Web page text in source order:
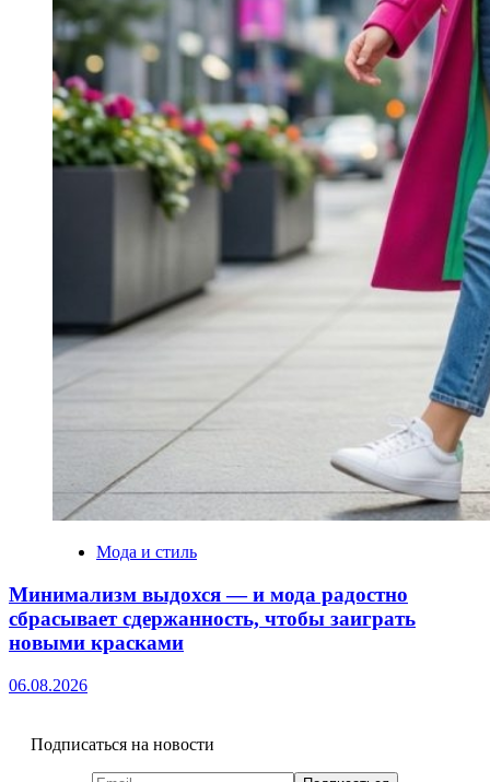
Мода и стиль
Минимализм выдохся — и мода радостно
сбрасывает сдержанность, чтобы заиграть
новыми красками
06.08.2026
Подписаться на новости